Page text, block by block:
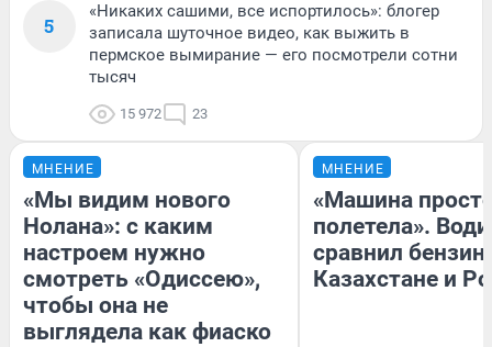
5
«Никаких сашими, все испортилось»: блогер
записала шуточное видео, как выжить в
пермское вымирание — его посмотрели сотни
тысяч
15 972 23
МНЕНИЕ
«Мы видим нового
Нолана»: с каким
настроем нужно
смотреть «Одиссею»,
чтобы она не
выглядела как фиаско
МНЕНИЕ
«Машина
полетела».
сравнил бензин
Казахстане и